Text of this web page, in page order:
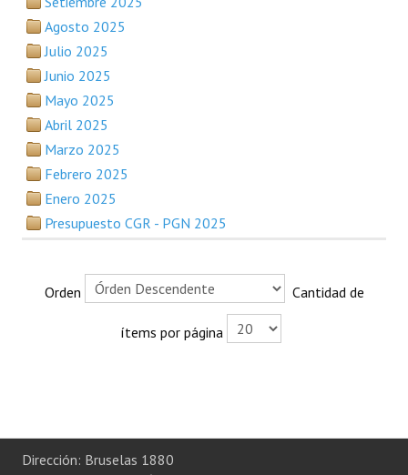
Marco Normativo
Organigrama
Plan Estratégico 2022 - 2026
Sistema de Gestión de Calidad
Memorias
Convenios
Resoluciones de Carácter General
Reporte de Hechos Punibles
Agosto 2025
Julio 2025
Junio 2025
Mayo 2025
Abril 2025
Marzo 2025
Febrero 2025
Enero 2025
Presupuesto CGR - PGN 2025
Orden Cantidad de
ítems por página
Dirección: Bruselas 1880